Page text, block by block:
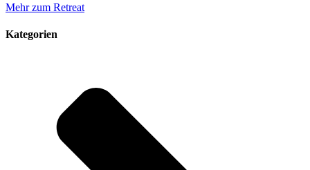
Mehr zum Retreat
Kategorien